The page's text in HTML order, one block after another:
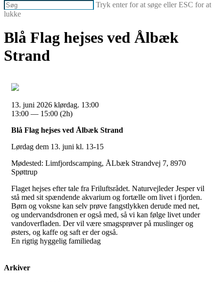
Tryk enter for at søge eller ESC for at
lukke
søg
Blå Flag hejses ved Ålbæk
Strand
Blå Flag hejses ved Ålbæk Strand
Lørdag dem 13. juni kl. 13-15
Mødested: Limfjordscamping, ÅLbæk Strandvej 7, 8970
Spøttrup
Flaget hejses efter tale fra Friluftsrådet. Naturvejleder Jesper vil
stå med sit spændende akvarium og fortælle om livet i fjorden.
Børn og voksne kan selv prøve fangstlykken derude med net,
og undervandsdronen er også med, så vi kan følge livet under
vandoverfladen. Der vil være smagsprøver på muslinger og
østers, og kaffe og saft er der også.
En rigtig hyggelig familiedag
13. juni 2026 klørdag. 13:00
13:00 — 15:00 (2h)
Arkiver